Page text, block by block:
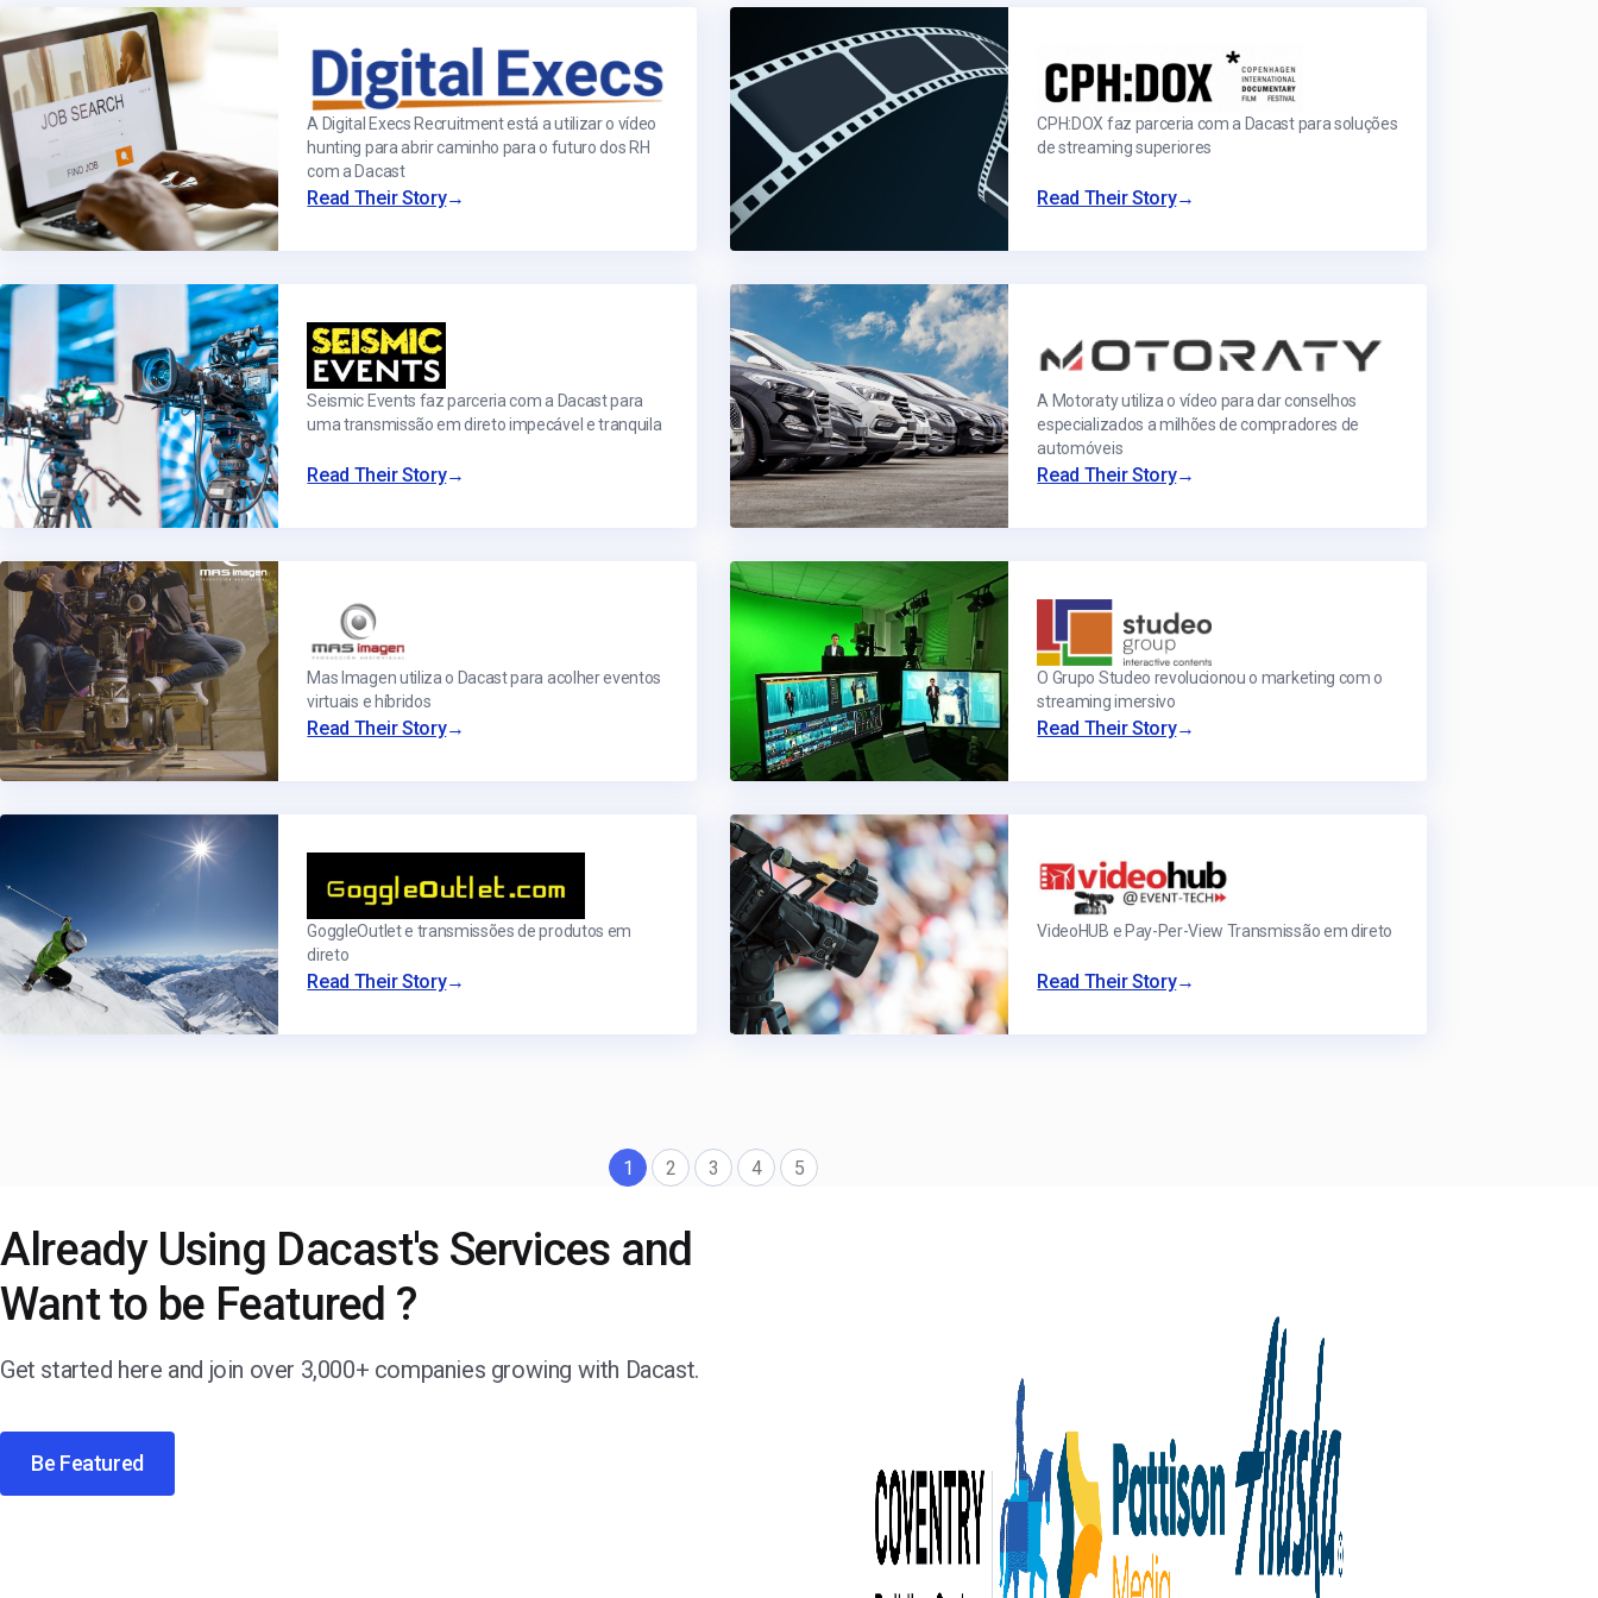
Video CMS
Privacidade e Segurança
Análise de Vídeo
Monetização de Vídeo
Marketing em Vídeo
A Digital Execs Recruitment está a utilizar o vídeo
hunting para abrir caminho para o futuro dos RH
com a Dacast
Read Their Story→
CPH:DOX faz parceria com a Dacast para soluções
de streaming superiores
Read Their Story→
Seismic Events faz parceria com a Dacast para
uma transmissão em direto impecável e tranquila
Read Their Story→
A Motoraty utiliza o vídeo para dar conselhos
especializados a milhões de compradores de
automóveis
Read Their Story→
Mas Imagen utiliza o Dacast para acolher eventos
virtuais e híbridos
Read Their Story→
O Grupo Studeo revolucionou o marketing com o
streaming imersivo
Read Their Story→
GoggleOutlet e transmissões de produtos em
direto
Read Their Story→
VideoHUB e Pay-Per-View Transmissão em direto
Read Their Story→
1 2 3 4 5
Already Using Dacast's Services and
Want to be Featured ?
Get started here and join over 3,000+ companies growing with Dacast.
Be Featured